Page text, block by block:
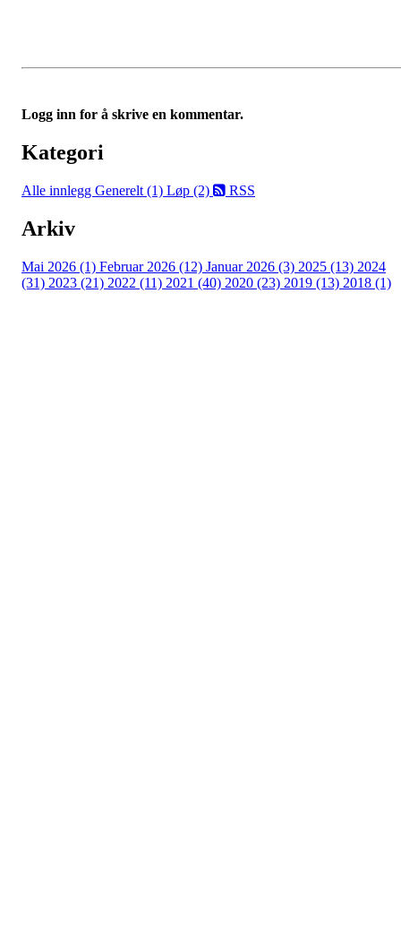
Logg inn for å skrive en kommentar.
Kategori
Alle innlegg Generelt (1) Løp (2) RSS
Arkiv
Mai 2026 (1) Februar 2026 (12) Januar 2026 (3) 2025 (13) 2024
(31) 2023 (21) 2022 (11) 2021 (40) 2020 (23) 2019 (13) 2018 (1)